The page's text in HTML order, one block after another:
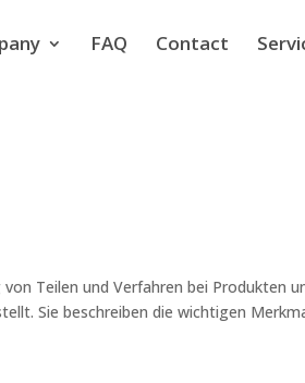
FAQ Contact
Teilen und Verfahren bei Produkten
Sie beschreiben die wichtigen